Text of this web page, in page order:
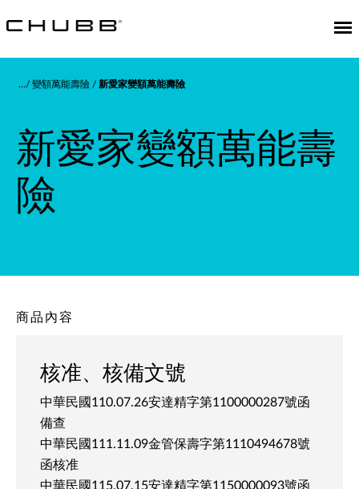
變額萬能壽險 新愛家變額萬能壽險
新愛家變額萬能壽
險
商品內容
核准、核備文號
中華民國110.07.26安達精字第1100000287號函
備查
中華民國111.11.09金管保壽字第1110494678號
函核准
中華民國115.07.15安達精字第1150000093號函